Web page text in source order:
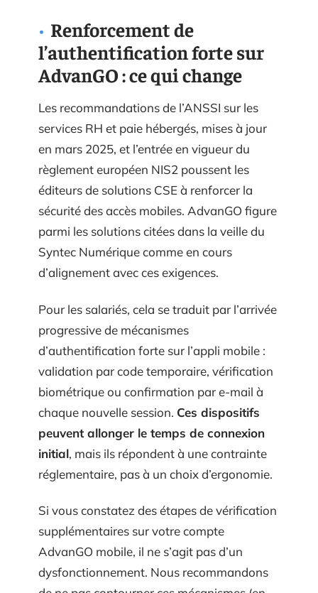
Renforcement de
l’authentification forte sur
AdvanGO : ce qui change
Les recommandations de l’ANSSI sur les
services RH et paie hébergés, mises à jour
en mars 2025, et l’entrée en vigueur du
règlement européen NIS2 poussent les
éditeurs de solutions CSE à renforcer la
sécurité des accès mobiles. AdvanGO figure
parmi les solutions citées dans la veille du
Syntec Numérique comme en cours
d’alignement avec ces exigences.
Pour les salariés, cela se traduit par l’arrivée
progressive de mécanismes
d’authentification forte sur l’appli mobile :
validation par code temporaire, vérification
biométrique ou confirmation par e-mail à
chaque nouvelle session. Ces dispositifs
peuvent allonger le temps de connexion
initial, mais ils répondent à une contrainte
réglementaire, pas à un choix d’ergonomie.
Si vous constatez des étapes de vérification
supplémentaires sur votre compte
AdvanGO mobile, il ne s’agit pas d’un
dysfonctionnement. Nous recommandons